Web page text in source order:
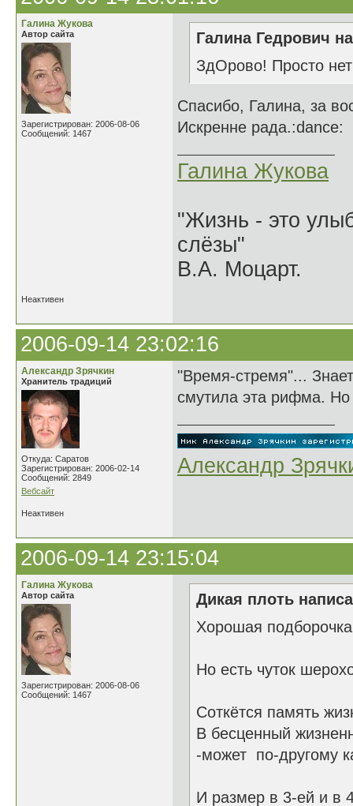
Галина Жукова
Автор сайта
Зарегистрирован: 2006-08-06
Сообщений: 1467
Галина Гедрович
ЗдОрово! Просто
Спасибо, Галина, за
Искренне рада.:dance:
Галина Жукова
"Жизнь - это
слёзы"
В.А. Моцарт.
Неактивен
2006-09-14 23:02:16
Александр Зрячкин
Хранитель традиций
Откуда: Саратов
Зарегистрирован: 2006-02-14
Сообщений: 2849
Вебсайт
"Время-стремя"...
смутила эта рифма. Но
Александр
Неактивен
2006-09-14 23:15:04
Галина Жукова
Автор сайта
Зарегистрирован: 2006-08-06
Сообщений: 1467
Дикая плоть
Хорошая
Но есть чуток
Соткётся память
В бесценный
-может по-другому
И размер в 3-ей и в